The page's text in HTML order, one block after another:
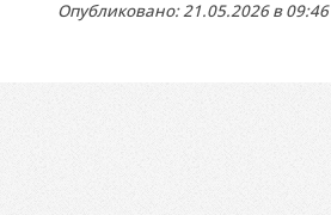
Опубликовано: 21.05.2026 в 09:46